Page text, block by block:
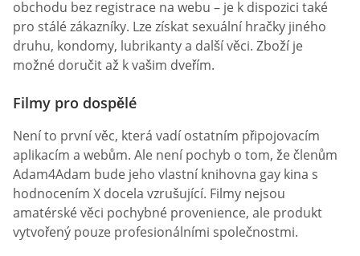
obchodu bez registrace na webu – je k dispozici také
pro stálé zákazníky. Lze získat sexuální hračky jiného
druhu, kondomy, lubrikanty a další věci. Zboží je
možné doručit až k vašim dveřím.
Filmy pro dospělé
Není to první věc, která vadí ostatním připojovacím
aplikacím a webům. Ale není pochyb o tom, že členům
Adam4Adam bude jeho vlastní knihovna gay kina s
hodnocením X docela vzrušující. Filmy nejsou
amatérské věci pochybné provenience, ale produkt
vytvořený pouze profesionálními společnostmi.